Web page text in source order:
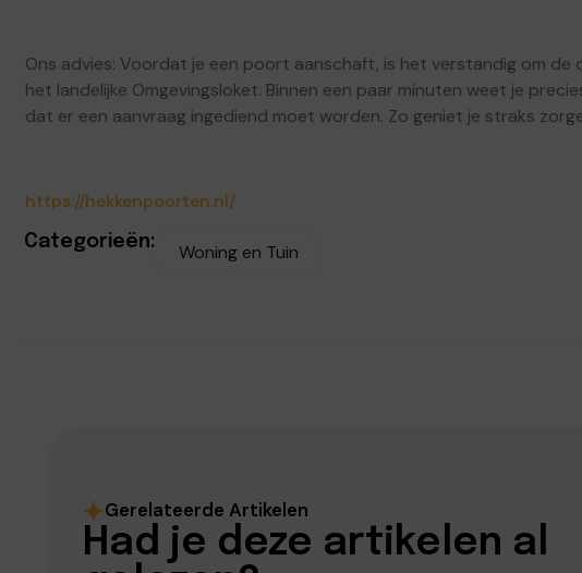
Ons advies: Voordat je een poort aanschaft, is het verstandig om de
het landelijke Omgevingsloket. Binnen een paar minuten weet je
dat er een aanvraag ingediend moet worden. Zo geniet je straks
https://hekkenpoorten.nl/
Categorieën: Woning en Tuin
Gerelateerde Artikelen
Had je deze artikelen al